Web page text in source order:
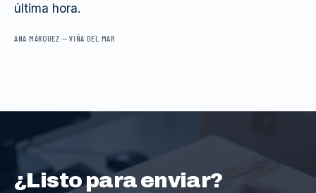
última hora.
ANA MÁRQUEZ —VIÑA DEL MAR
¿Listo para enviar?